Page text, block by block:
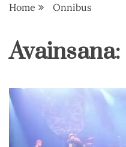
Home
Onnibus
Avainsana: